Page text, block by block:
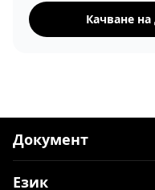
Качване
Документ
Език